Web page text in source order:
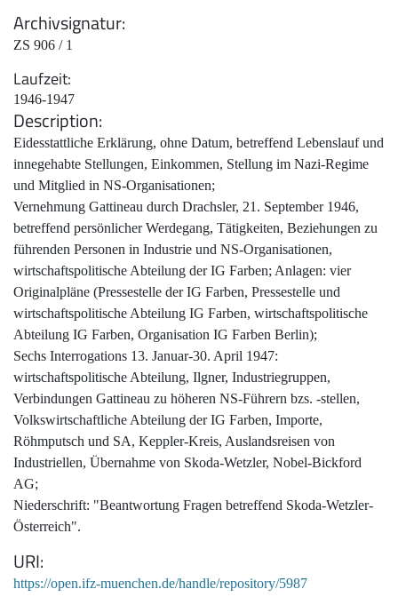
Archivsignatur
ZS 906 / 1
Laufzeit
1946-1947
Description
Eidesstattliche Erklärung, ohne Datum, betreffend Lebenslauf und
innegehabte Stellungen, Einkommen, Stellung im Nazi-Regime
und Mitglied in NS-Organisationen;
Vernehmung Gattineau durch Drachsler, 21. September 1946,
betreffend persönlicher Werdegang, Tätigkeiten, Beziehungen zu
führenden Personen in Industrie und NS-Organisationen,
wirtschaftspolitische Abteilung der IG Farben; Anlagen: vier
Originalpläne (Pressestelle der IG Farben, Pressestelle und
wirtschaftspolitische Abteilung IG Farben, wirtschaftspolitische
Abteilung IG Farben, Organisation IG Farben Berlin);
Sechs Interrogations 13. Januar-30. April 1947:
wirtschaftspolitische Abteilung, Ilgner, Industriegruppen,
Verbindungen Gattineau zu höheren NS-Führern bzs. -stellen,
Volkswirtschaftliche Abteilung der IG Farben, Importe,
Röhmputsch und SA, Keppler-Kreis, Auslandsreisen von
Industriellen, Übernahme von Skoda-Wetzler, Nobel-Bickford
AG;
Niederschrift: "Beantwortung Fragen betreffend Skoda-Wetzler-
Österreich".
URI
https://open.ifz-muenchen.de/handle/repository/5987